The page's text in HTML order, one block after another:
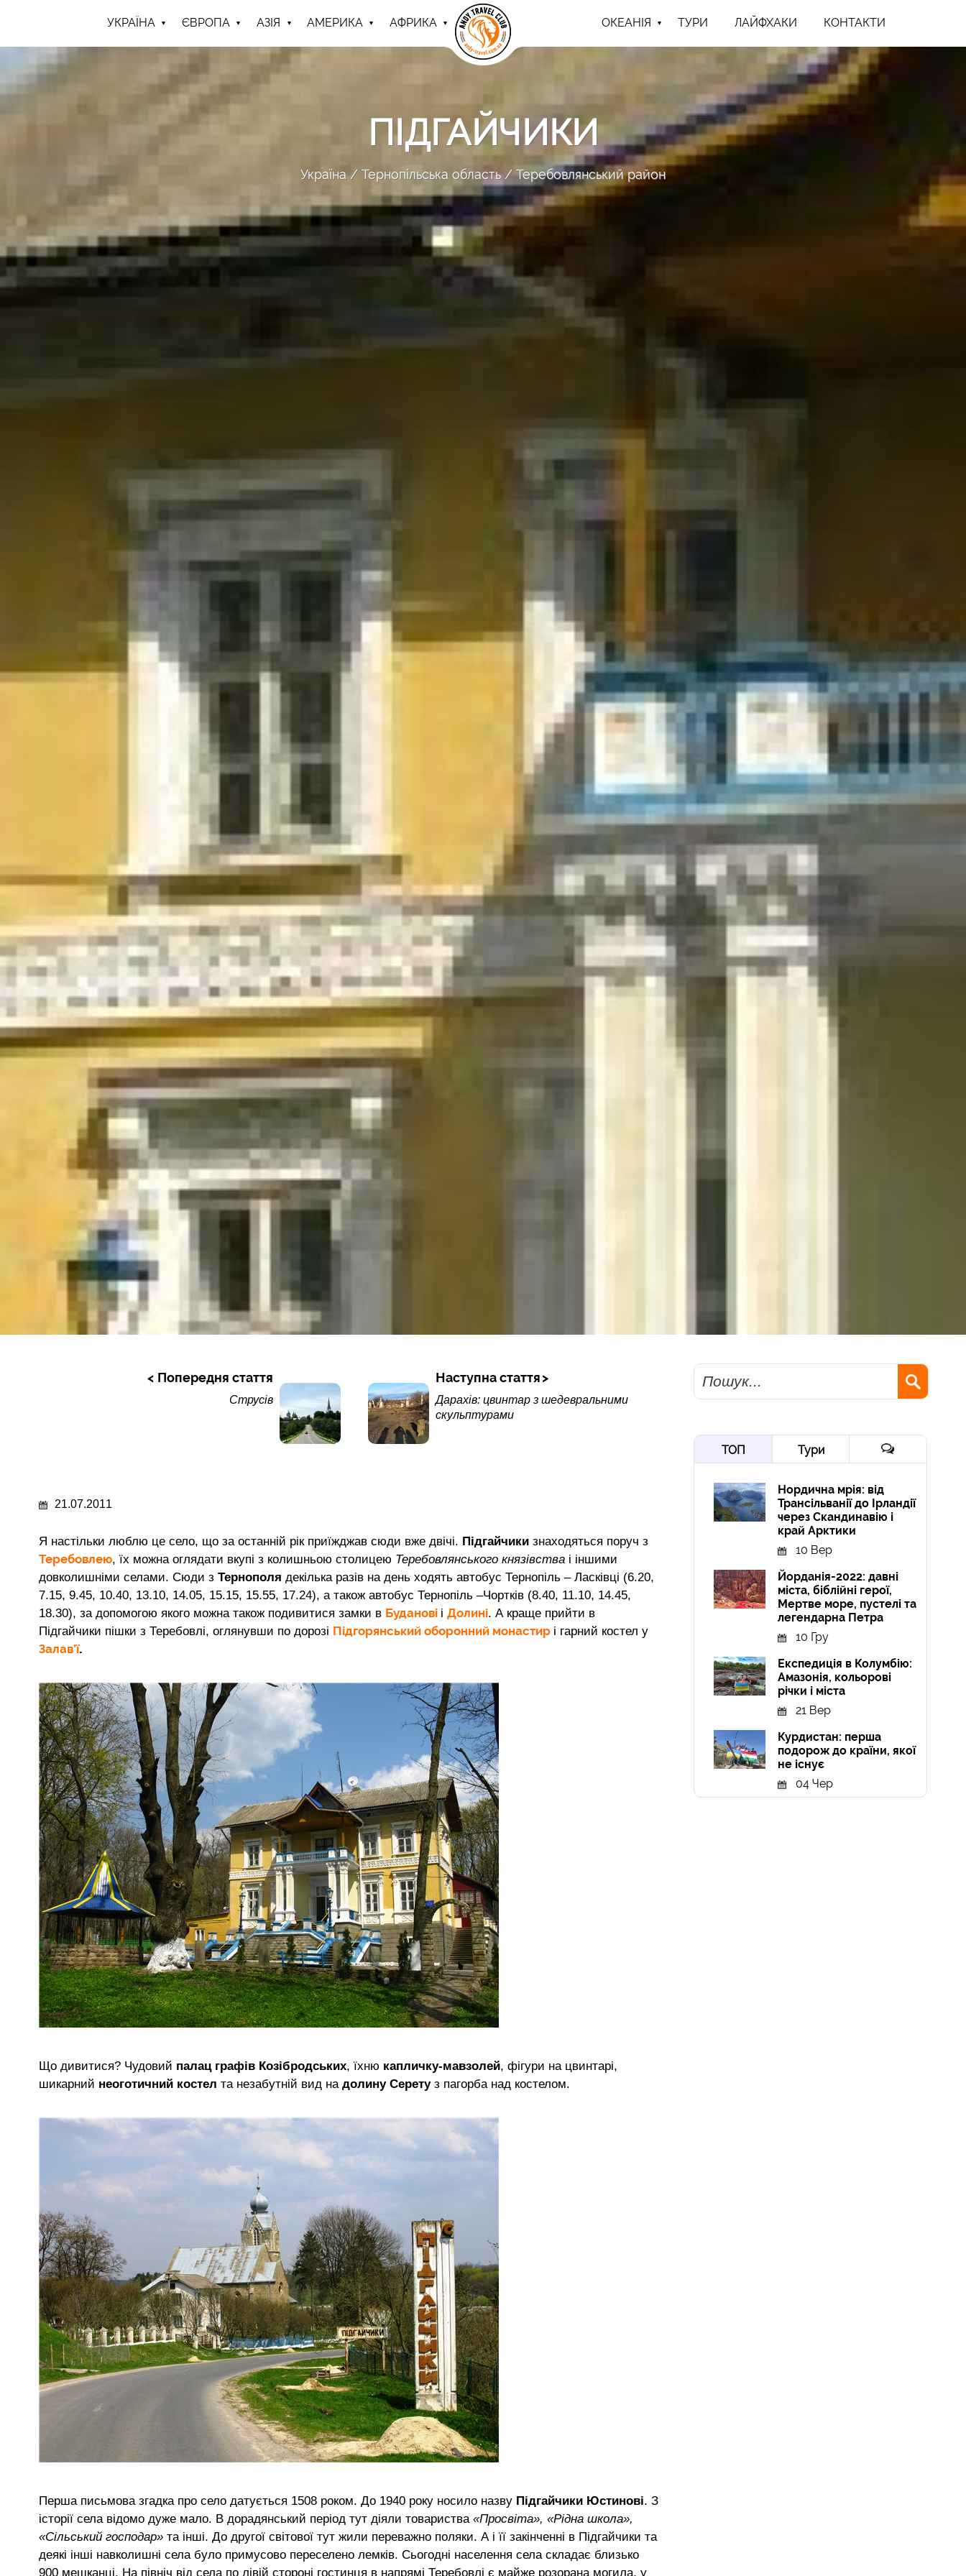
УКРАЇНА ЄВРОПА АЗІЯ АМЕРИКА АФРИКА ОКЕАНІЯ ТУРИ ЛАЙФХАКИ КОНТАКТИ
ПІДГАЙЧИКИ
Україна Тернопільська область Теребовлянський район
Попередня стаття
Струсів
Наступна стаття
Дарахів: цвинтар з шедевральними
скульптурами
21.07.2011
Я настільки люблю це село, що за останній рік приїжджав сюди вже двічі. Підгайчики знаходяться поруч з
Теребовлею, їх можна оглядати вкупі з колишньою столицею Теребовлянського князівства і іншими
довколишніми селами. Сюди з Тернополя декілька разів на день ходять автобус Тернопіль – Ласківці (6.20,
7.15, 9.45, 10.40, 13.10, 14.05, 15.15, 15.55, 17.24), а також автобус Тернопіль –Чортків (8.40, 11.10, 14.45,
18.30), за допомогою якого можна також подивитися замки в Буданові і Долині. А краще прийти в
Підгайчики пішки з Теребовлі, оглянувши по дорозі Підгорянський оборонний монастир і гарний костел у
Залав’ї.
Що дивитися? Чудовий палац графів Козібродських, їхню капличку-мавзолей, фігури на цвинтарі,
шикарний неоготичний костел та незабутній вид на долину Серетуз пагорба над костелом.
Перша письмова згадка про село датується 1508 роком. До 1940 року носило назву Підгайчики Юстинові. З
історії села відомо дуже мало. В дорадянський період тут діяли товариства «Просвіта», «Рідна школа»,
«Сільський господар» та інші. До другої світової тут жили переважно поляки. А і її закінченні в Підгайчики та
деякі інші навколишні села було примусово переселено лемків. Сьогодні населення села складає близько
900 мешканці. На північ від села по лівій стороні гостинця в напрямі Теребовлі є майже розорана могила, у
Пошук
ТОП Тури
Нордична мрія: від
Трансільванії до Ірландії
через Скандинавію і
край Арктики
10 Вер
Йорданія-2022: давні
міста, біблійні герої,
Мертве море, пустелі та
легендарна Петра
10 Гру
Експедиція в Колумбію:
Амазонія, кольорові
річки і міста
21 Вер
Курдистан: перша
подорож до країни, якої
не існує
04 Чер